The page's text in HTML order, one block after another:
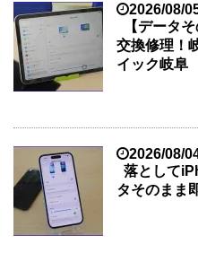
2026/08/
【データ
交換修理！
イック岐阜
2026/08/
落として
タそのまま